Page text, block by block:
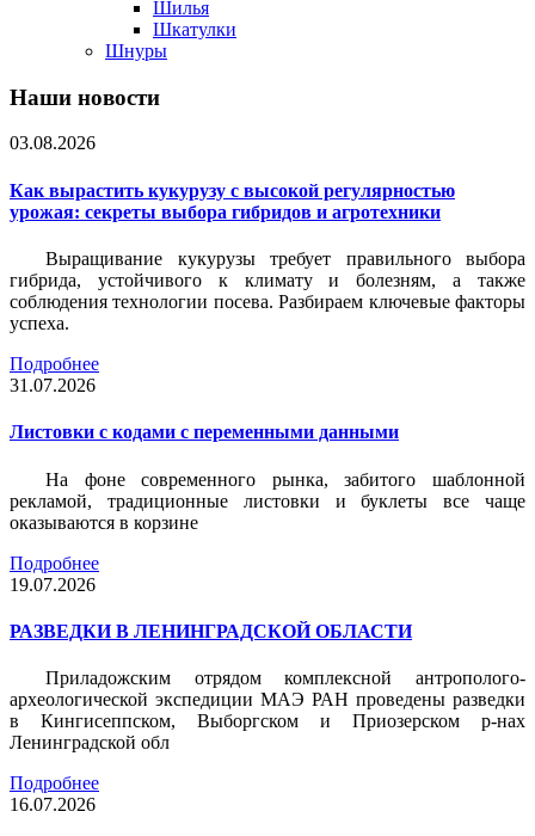
Шилья
Шкатулки
Шнуры
Наши новости
03.08.2026
Как вырастить кукурузу с высокой регулярностью
урожая: секреты выбора гибридов и агротехники
Выращивание кукурузы требует правильного выбора
гибрида, устойчивого к климату и болезням, а также
соблюдения технологии посева. Разбираем ключевые факторы
успеха.
Подробнее
31.07.2026
Листовки c кодами с переменными данными
На фоне современного рынка, забитого шаблонной
рекламой, традиционные листовки и буклеты все чаще
оказываются в корзине
Подробнее
19.07.2026
РАЗВЕДКИ В ЛЕНИНГРАДСКОЙ ОБЛАСТИ
Приладожским отрядом комплексной антрополого-
археологической экспедиции МАЭ РАН проведены разведки
в Кингисеппском, Выборгском и Приозерском р-нах
Ленинградской обл
Подробнее
16.07.2026